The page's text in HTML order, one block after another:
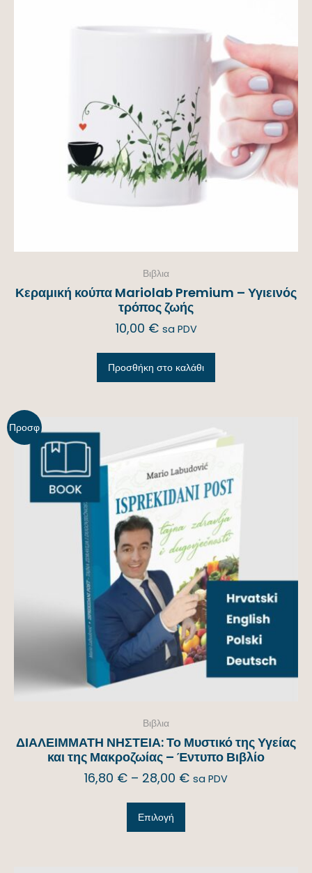
Βιβλια
Κεραμική κούπα Mariolab Premium – Υγιεινός
τρόπος ζωής
10,00 € sa PDV
Προσθήκη στο καλάθι
Προσφ
Βιβλια
ΔΙΑΛΕΙΜΜΑΤΗ ΝΗΣΤΕΙΑ: Το Μυστικό της Υγείας
και της Μακροζωίας – Έντυπο Βιβλίο
16,80 € – 28,00 € sa PDV
Επιλογή